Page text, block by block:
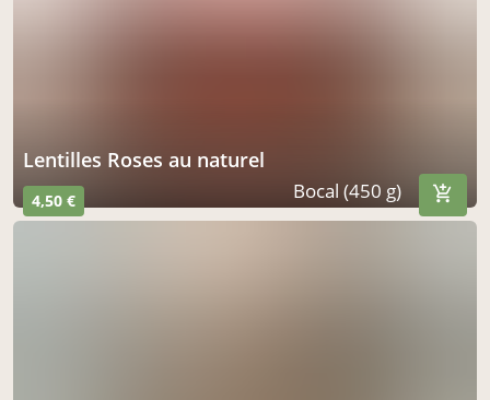
Lentilles Roses au naturel
4,50 € Bocal (450 g)